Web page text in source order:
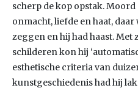
scherp de kop opstak.
onmacht, liefde en haat,
zeggen en hij had haast.
schilderen kon hij
esthetische criteria van
kunstgeschiedenis had hij